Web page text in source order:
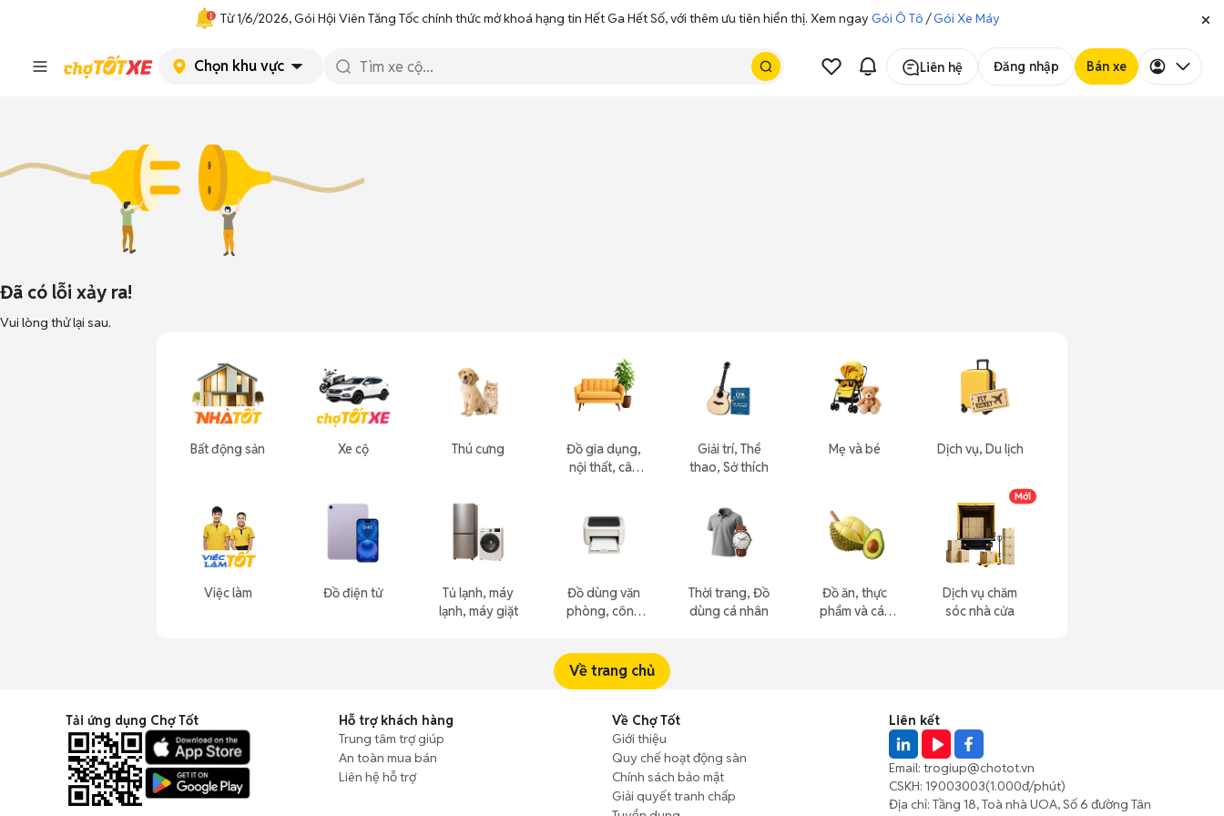
Từ 1/6/2026, Gói Hội Viên Tăng Tốc chính thức mở khoá hạng tin Hết Ga Hết Số, với thêm ưu tiên hiển thị. Xem ngayGói Ô Tô /Gói Xe Máy
Chọn khu vực Liên hệ Đăng nhập Bán xe
Đã có lỗi xảy ra!
Vui lòng thử lại sau.
Bất động sản
Việc làm
Xe cộ
Đồ điện tử
Thú cưng
Tủ lạnh, máy
lạnh, máy giặt
Đồ gia dụng,
nội thất, cây
Đồ dùng văn
phòng, công
Giải trí, Thể
thao, Sở thích
Thời trang, Đồ
dùng cá nhân
Mẹ và bé
Đồ ăn, thực
phẩm và các
Dịch vụ, Du lịch
Dịch vụ chăm
sóc nhà cửa
Về trang chủ
Tải ứng dụng Chợ Tốt
Hỗ trợ khách hàng
Trung tâm trợ giúp
An toàn mua bán
Liên hệ hỗ trợ
Về Chợ Tốt
Giới thiệu
Quy chế hoạt động sàn
Chính sách bảo mật
Giải quyết tranh chấp
Liên kết
Email: trogiup@chotot.vn
CSKH: 19003003(1.000đ/phút)
Địa chỉ: Tầng 18, Toà nhà UOA, Số 6 đường Tân